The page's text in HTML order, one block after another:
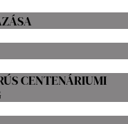
CENTENÁRIUMI